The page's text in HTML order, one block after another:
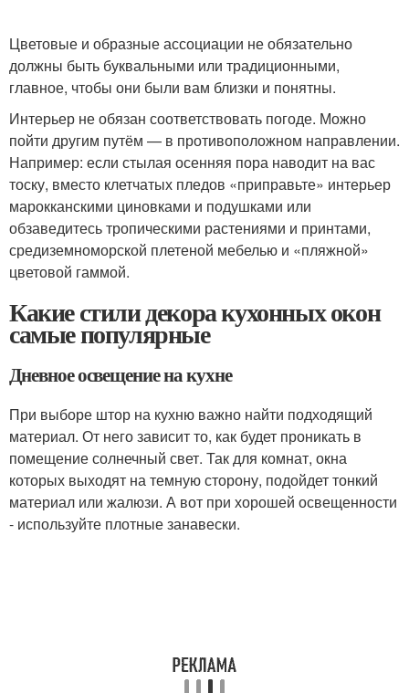
Цветовые и образные ассоциации не обязательно
должны быть буквальными или традиционными,
главное, чтобы они были вам близки и понятны.
Интерьер не обязан соответствовать погоде. Можно
пойти другим путём — в противоположном направлении.
Например: если стылая осенняя пора наводит на вас
тоску, вместо клетчатых пледов «приправьте» интерьер
марокканскими циновками и подушками или
обзаведитесь тропическими растениями и принтами,
средиземноморской плетеной мебелью и «пляжной»
цветовой гаммой.
Какие стили декора кухонных окон
самые популярные
Дневное освещение на кухне
При выборе штор на кухню важно найти подходящий
материал. От него зависит то, как будет проникать в
помещение солнечный свет. Так для комнат, окна
которых выходят на темную сторону, подойдет тонкий
материал или жалюзи. А вот при хорошей освещенности
- используйте плотные занавески.